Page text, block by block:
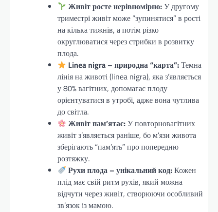
Живіт росте нерівномірно:У другому
триместрі живіт може “зупинятися” в рості
на кілька тижнів, а потім різко
округлюватися через стрибки в розвитку
плода.
Linea nigra – природна “карта”:Темна
лінія на животі (linea nigra), яка з’являється
у 80% вагітних, допомагає плоду
орієнтуватися в утробі, адже вона чутлива
до світла.
Живіт пам’ятає:У повторновагітних
живіт з’являється раніше, бо м’язи живота
зберігають “пам’ять” про попередню
розтяжку.
Рухи плода – унікальний код:Кожен
плід має свій ритм рухів, який можна
відчути через живіт, створюючи особливий
зв’язок із мамою.